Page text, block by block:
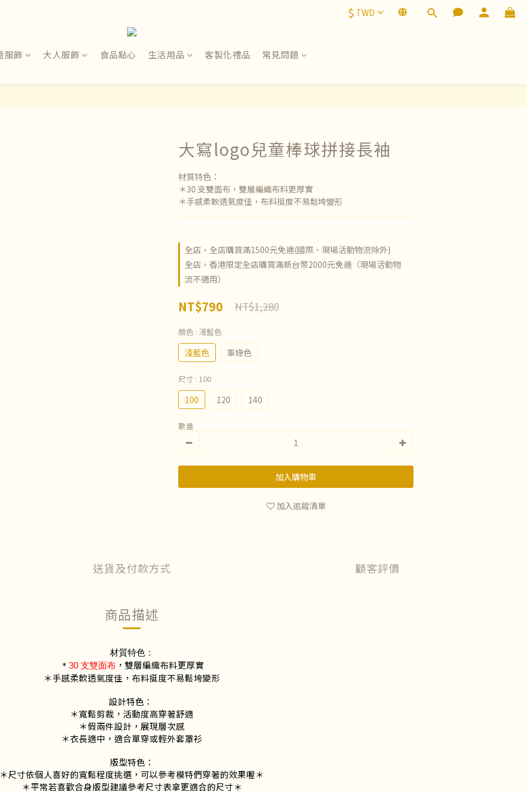
$ TWD
服飾 大人服飾 食品點心 生活用品 客製化禮品 常見問題
大寫logo兒童棒球拼接長袖
材質特色：
＊30 支雙面布，雙層編織布料更厚實
＊手感柔軟透氣度佳，布料挺度不易鬆垮變形
全店，全店購買滿1500元免運(國際、現場活動物流除外)
全店，香港限定全店購買滿新台幣2000元免運（現場活動物
流不適用）
NT$790 NT$1,280
顏色 : 淺藍色
淺藍色 軍綠色
尺寸 : 100
100 120 140
數量
加入購物車
加入追蹤清單
送貨及付款方式 顧客評價
商品描述
材質特色：
＊ 30 支雙面布，雙層編織布料更厚實
＊手感柔軟透氣度佳，布料挺度不易鬆垮變形
設計特色：
＊寬鬆剪裁，活動度高穿著舒適
＊假兩件設計，展現層次感
＊衣長適中，適合單穿或輕外套罩衫
版型特色：
＊尺寸依個人喜好的寬鬆程度挑選，可以參考模特們穿著的效果喔＊
＊平常若喜歡合身版型建議參考尺寸表拿更適合的尺寸＊